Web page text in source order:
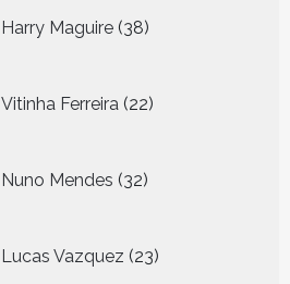
Harry Maguire 38
producten
Vitinha Ferreira 22
producten
Nuno Mendes 32
producten
Lucas Vazquez 23
producten